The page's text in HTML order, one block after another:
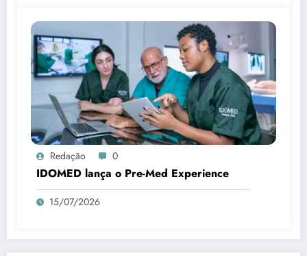
Redação 0
IDOMED lança o Pre-Med Experience
15/07/2026